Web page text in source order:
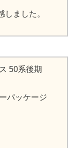
しました。
50系後期
パッケージ